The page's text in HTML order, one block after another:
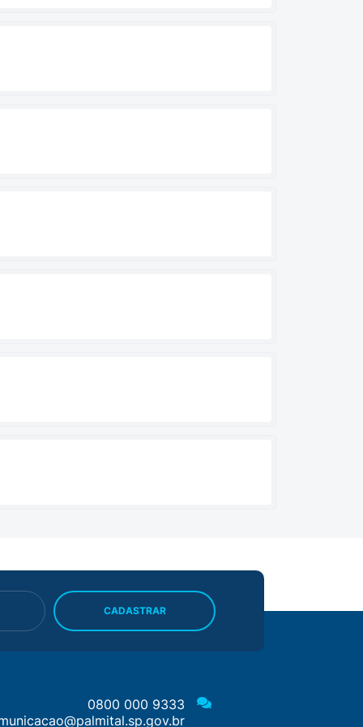
CADASTRAR
0800 000 9333